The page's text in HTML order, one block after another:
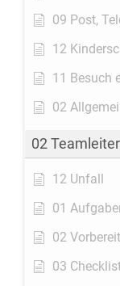
09 Post,
12
11 Besuch
02
02 Teamleiter
12 Unfall
01
02
03